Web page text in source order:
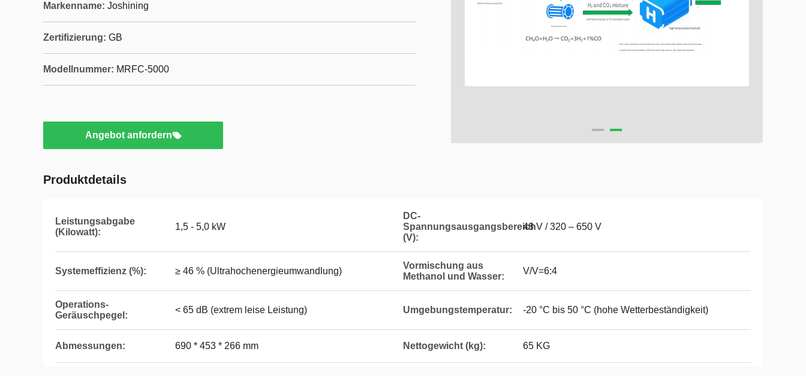
Markenname: Joshining
Zertifizierung: GB
Modellnummer: MRFC-5000
Angebot anfordern
Produktdetails
Leistungsabgabe
(Kilowatt):
1,5 - 5,0 kW
DC-
Spannungsausgangsbereich
(V):
48 V / 320 – 650 V
Systemeffizienz (%): ≥ 46 % (Ultrahochenergieumwandlung)
Vormischung aus
Methanol und Wasser:
V/V=6:4
Operations-
Geräuschpegel:
< 65 dB (extrem leise Leistung) Umgebungstemperatur: -20 °C bis 50 °C (hohe Wetterbeständigkeit)
Abmessungen: 690 * 453 * 266 mm Nettogewicht (kg): 65 KG